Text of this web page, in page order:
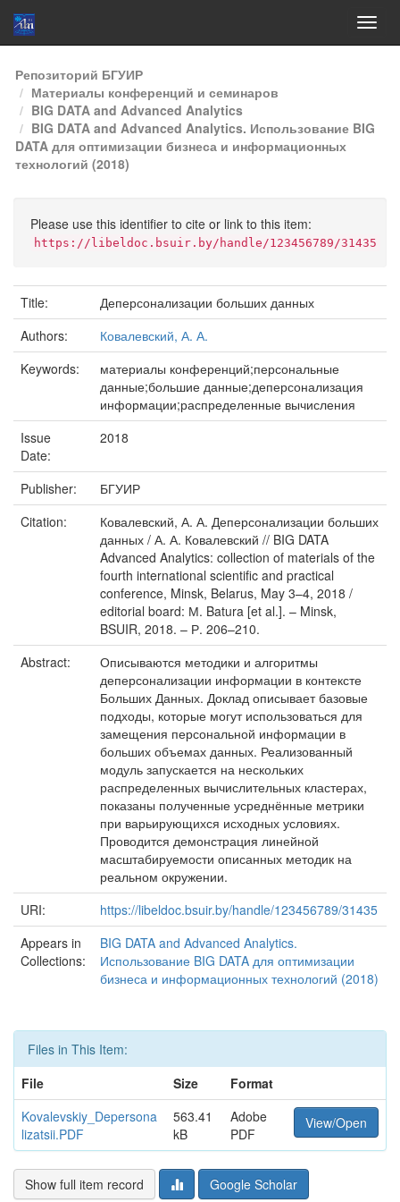
Skip
navigation
Репозиторий БГУИР
Материалы конференций и семинаров
BIG DATA and Advanced Analytics
BIG DATA and Advanced Analytics. Использование BIG
DATA для оптимизации бизнеса и информационных
технологий (2018)
Please use this identifier to cite or link to this item:
https://libeldoc.bsuir.by/handle/123456789/31435
Title:
Деперсонализации больших данных
Authors:
Ковалевский, А. А.
Keywords:
материалы конференций;персональные
данные;большие данные;деперсонализация
информации;распределенные вычисления
Issue
Date:
2018
Publisher:
БГУИР
Citation:
Ковалевский, А. А. Деперсонализации больших
данных / А. А. Ковалевский // BIG DATA
Advanced Analytics: collection of materials of the
fourth international scientific and practical
conference, Minsk, Belarus, May 3–4, 2018 /
editorial board: М. Batura [et al.]. – Minsk,
BSUIR, 2018. – Р. 206–210.
Abstract:
Описываются методики и алгоритмы
деперсонализации информации в контексте
Больших Данных. Доклад описывает базовые
подходы, которые могут использоваться для
замещения персональной информации в
больших объемах данных. Реализованный
модуль запускается на нескольких
распределенных вычислительных кластерах,
показаны полученные усреднённые метрики
при варьирующихся исходных условиях.
Проводится демонстрация линейной
масштабируемости описанных методик на
реальном окружении.
URI:
https://libeldoc.bsuir.by/handle/123456789/31435
Appears in
Collections:
BIG DATA and Advanced Analytics.
Использование BIG DATA для оптимизации
бизнеса и информационных технологий (2018)
Files in This Item:
File
Size
Format
Kovalevskiy_Depersona
lizatsii.PDF
563.41
kB
Adobe
PDF
View/Open
Show full item record Google Scholar